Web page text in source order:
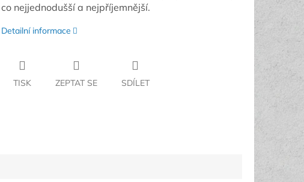
co nejjednodušší a nejpříjemnější.
Detailní informace
TISK ZEPTAT SE SDÍLET